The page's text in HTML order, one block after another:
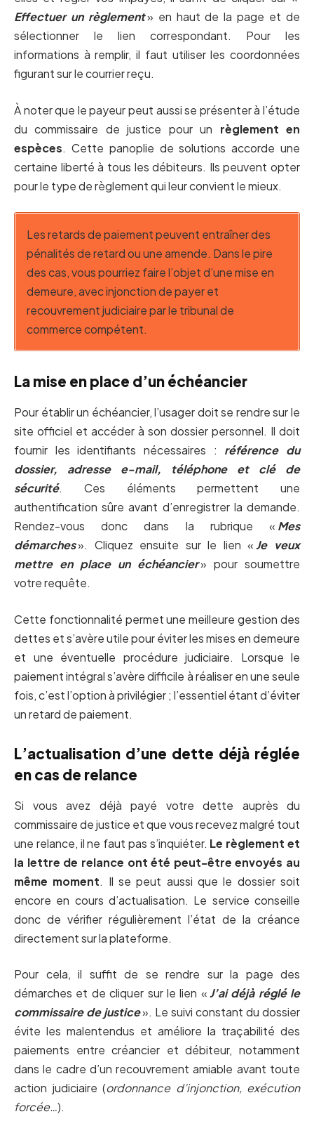
Effectuer un règlement» en haut de la page et de
sélectionner le lien correspondant. Pour les
informations à remplir, il faut utiliser les coordonnées
figurant sur le courrier reçu.
À noter que le payeur peut aussi se présenter à l’étude
du commissaire de justice pour un règlement en
espèces. Cette panoplie de solutions accorde une
certaine liberté à tous les débiteurs. Ils peuvent opter
pour le type de règlement qui leur convient le mieux.
Les retards de paiement peuvent entraîner des
pénalités de retard ou une amende. Dans le pire
des cas, vous pourriez faire l’objet d’une mise en
demeure, avec injonction de payer et
recouvrement judiciaire par le tribunal de
commerce compétent.
La mise en place d’un échéancier
Pour établir un échéancier, l’usager doit se rendre sur le
site officiel et accéder à son dossier personnel. Il doit
fournir les identifiants nécessaires : référence du
dossier, adresse e-mail, téléphone et clé de
sécurité. Ces éléments permettent une
authentification sûre avant d’enregistrer la demande.
Rendez-vous donc dans la rubrique « Mes
démarches». Cliquez ensuite sur le lien «Je veux
mettre en place un échéancier» pour soumettre
votre requête.
Cette fonctionnalité permet une meilleure gestion des
dettes et s’avère utile pour éviter les mises en demeure
et une éventuelle procédure judiciaire. Lorsque le
paiement intégral s’avère difficile à réaliser en une seule
fois, c’est l’option à privilégier ; l’essentiel étant d’éviter
un retard de paiement.
L’actualisation d’une dette déjà réglée
en cas de relance
Si vous avez déjà payé votre dette auprès du
commissaire de justice et que vous recevez malgré tout
une relance, il ne faut pas s’inquiéter. Le règlement et
la lettre de relance ont été peut-être envoyés au
même moment. Il se peut aussi que le dossier soit
encore en cours d’actualisation. Le service conseille
donc de vérifier régulièrement l’état de la créance
directement sur la plateforme.
Pour cela, il suffit de se rendre sur la page des
démarches et de cliquer sur le lien «J’ai déjà réglé le
commissaire de justice». Le suivi constant du dossier
évite les malentendus et améliore la traçabilité des
paiements entre créancier et débiteur, notamment
dans le cadre d’un recouvrement amiable avant toute
action judiciaire (ordonnance d’injonction, exécution
forcée…).